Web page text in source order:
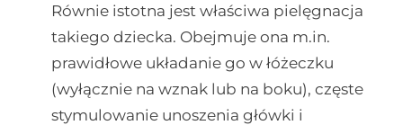
Równie istotna jest właściwa pielęgnacja
takiego dziecka. Obejmuje ona m.in.
prawidłowe układanie go w łóżeczku
(wyłącznie na wznak lub na boku), częste
stymulowanie unoszenia główki i